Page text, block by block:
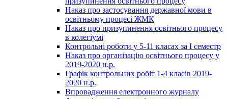
Наказ про застосування державної мови в
освітньому процесі ЖМК
Наказ про призупинення освітнього процесу
в колегіумі
Контрольні роботи у 5-11 класах за І семестр
Наказ про організацію освітнього процесу у
2019-2020 н.р.
Графік контрольних робіт 1-4 класів 2019-
2020 н.р.
Впровадження електронного журналу